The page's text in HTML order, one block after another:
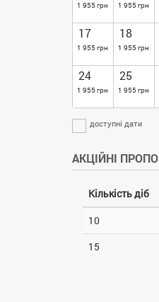
1 955 грн 1 955 грн
17
1 955 грн
18
1 955 грн
24
1 955 грн
25
1 955 грн
доступні дати
АКЦІЙНІ
Кількість діб
10
15